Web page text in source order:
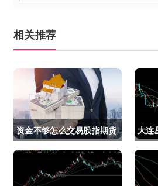
相关推荐
资金不够怎么交易股指期货
(资金不够怎么交易股指期
货呢)
大连
(大